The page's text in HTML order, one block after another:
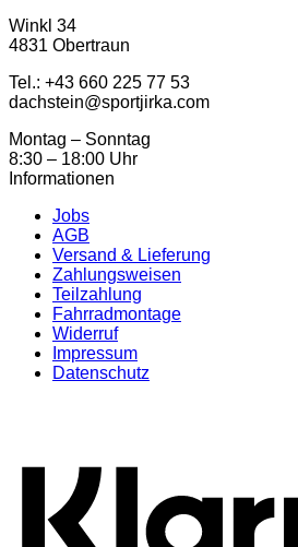
Winkl 34
4831 Obertraun
Tel.: ‭+43 660 225 77 53
dachstein@sportjirka.com
Montag – Sonntag
8:30 – 18:00 Uhr
Informationen
Jobs
AGB
Versand & Lieferung
Zahlungsweisen
Teilzahlung
Fahrradmontage
Widerruf
Impressum
Datenschutz